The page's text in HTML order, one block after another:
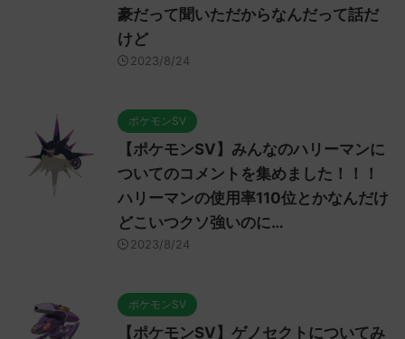
豪だって聞いただからなんだって話だ
けど
2023/8/24
ポケモンSV
【ポケモンSV】みんなのハリーマンに
ついてのコメントを集めました！！！
ハリーマンの使用率110位とかなんだけ
どこいつクソ強いのに…
2023/8/24
ポケモンSV
【ポケモンSV】ゲノセクトについてみ